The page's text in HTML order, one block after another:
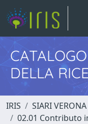
DELLA
IRIS SIARI VERONA
02.01 Contributo